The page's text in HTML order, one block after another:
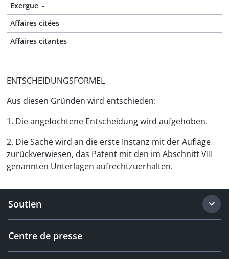
Exergue -
Affaires citées -
Affaires citantes -
ENTSCHEIDUNGSFORMEL
Aus diesen Gründen wird entschieden:
1. Die angefochtene Entscheidung wird aufgehoben.
2. Die Sache wird an die erste Instanz mit der Auflage
zurückverwiesen, das Patent mit den im Abschnitt VIII
genannten Unterlagen aufrechtzuerhalten.
Soutien
Centre de presse